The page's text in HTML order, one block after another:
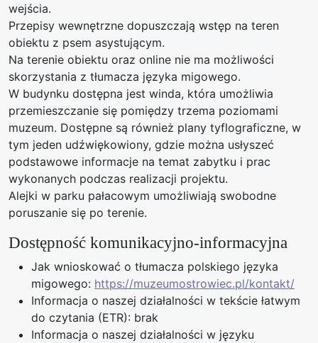
wejścia.
Przepisy wewnętrzne dopuszczają wstęp na teren
obiektu z psem asystującym.
Na terenie obiektu oraz online nie ma możliwości
skorzystania z tłumacza języka migowego.
W budynku dostępna jest winda, która umożliwia
przemieszczanie się pomiędzy trzema poziomami
muzeum. Dostępne są również plany tyflograficzne, w
tym jeden udźwiękowiony, gdzie można usłyszeć
podstawowe informacje na temat zabytku i prac
wykonanych podczas realizacji projektu.
Alejki w parku pałacowym umożliwiają swobodne
poruszanie się po terenie.
Dostępność komunikacyjno-informacyjna
Jak wnioskować o tłumacza polskiego języka
migowego: https://muzeumostrowiec.pl/kontakt/
Informacja o naszej działalności w tekście łatwym
do czytania (ETR): brak
Informacja o naszej działalności w języku